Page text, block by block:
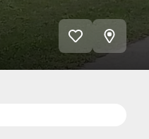
adomterképen